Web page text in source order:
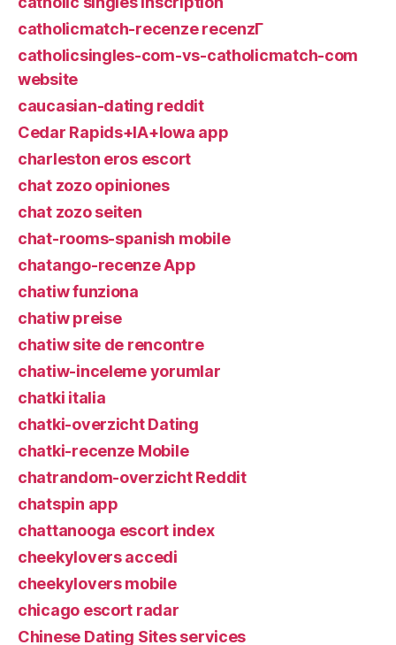
catholicmatch-recenze recenzГ­
catholicsingles-com-vs-catholicmatch-com
website
caucasian-dating reddit
Cedar Rapids+IA+Iowa app
charleston eros escort
chat zozo opiniones
chat zozo seiten
chat-rooms-spanish mobile
chatango-recenze App
chatiw funziona
chatiw preise
chatiw site de rencontre
chatiw-inceleme yorumlar
chatki italia
chatki-overzicht Dating
chatki-recenze Mobile
chatrandom-overzicht Reddit
chatspin app
chattanooga escort index
cheekylovers accedi
cheekylovers mobile
chicago escort radar
Chinese Dating Sites services